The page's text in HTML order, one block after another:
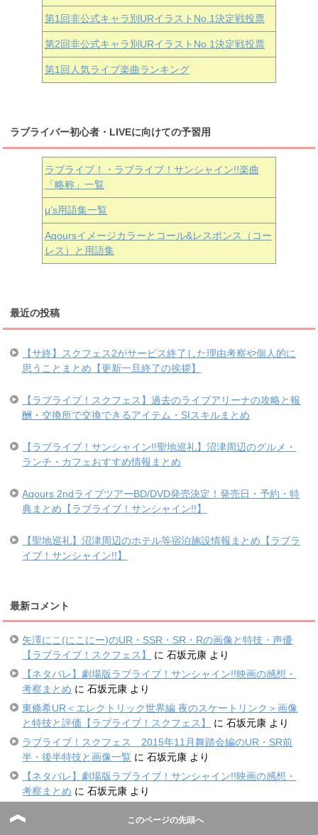
第1回非公式キャラ別URイラストNo.1決定戦投票
第2回非公式キャラ別URイラストNo.1決定戦投票
第1回人気ライブ楽曲ランキング
ラブライバー初心者・LIVEに向けての予習用
ラブライブ！・ラブライブ！サンシャイン!!楽曲
「略称」一覧
μ’s用語集一覧
Aqoursイメージカラーとコール&レスポンス（コー
レス）と用語集
最近の投稿
【サ終】スクフェス2がサービス終了した理由考察や個人的に
思うことまとめ【更新一旦終了の挨拶】
【ラブライブ！スクフェス】過去のライブアリーナの攻略と報
酬・交換所で交換できるアイテム・SIスキルまとめ
【ラブライブ！サンシャイン!!聖地巡礼】沼津周辺のグルメ・
ランチ・カフェおすすめ情報まとめ
Aqours 2ndライブツアーBD/DVD発売決定！発売日・予約・特
典まとめ【ラブライブ！サンシャイン!!】
【聖地巡礼】沼津周辺のホテル等宿泊施設情報まとめ【ラブラ
イブ！サンシャイン!!】
最新コメント
矢澤にこ(にこにー)のUR・SSR・SR・Rの画像と特技・声優
【ラブライブ！スクフェス】
に石坂元康 より
【ネタバレ】劇場版ラブライブ！サンシャイン!!映画の感想・
考察まとめ に石坂元康 より
東條希UR＜エレクトリック世界編 夜のスケートリンク＞画像
と特技と評価【ラブライブ！スクフェス】
に石坂元康 より
ラブライブ！スクフェス 2015年11月舞踏会編のUR・SR前
半・後半特技と画像一覧 に石坂元康 より
【ネタバレ】劇場版ラブライブ！サンシャイン!!映画の感想・
考察まとめ に石坂元康 より
このページの先頭へ